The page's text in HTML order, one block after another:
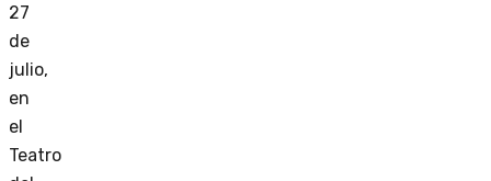
27
de
julio,
en
el
Teatro